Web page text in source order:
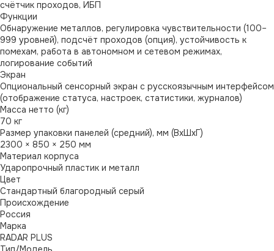
счётчик проходов, ИБП
Функции
Обнаружение металлов, регулировка чувствительности (100–
999 уровней), подсчёт проходов (опция), устойчивость к
помехам, работа в автономном и сетевом режимах,
логирование событий
Экран
Опциональный сенсорный экран с русскоязычным интерфейсом
(отображение статуса, настроек, статистики, журналов)
Масса нетто (кг)
70 кг
Размер упаковки панелей (средний), мм (ВхШхГ)
2300 × 850 × 250 мм
Материал корпуса
Ударопрочный пластик и металл
Цвет
Стандартный благородный серый
Происхождение
Россия
Марка
RADAR PLUS